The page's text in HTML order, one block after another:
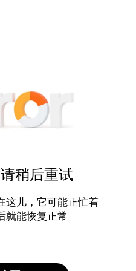
稍后重试
这儿，它可能正忙着
就能恢复正常